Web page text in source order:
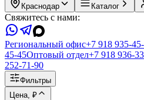
Краснодар Каталог
Свяжитесь с нами:
Региональный офис+7 918 935-
45-45Оптовый отдел+7 918 936-
252-71-90
Фильтры
Цена, ₽